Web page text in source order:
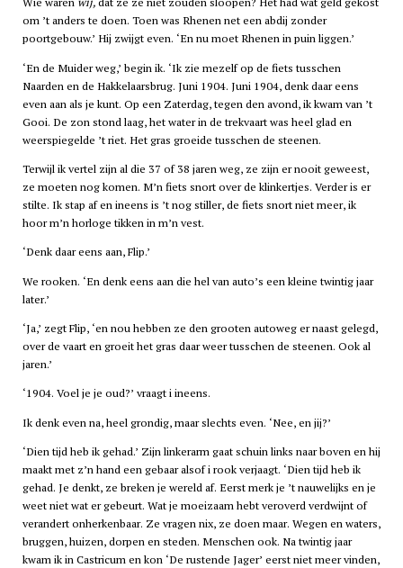
om ’t anders te doen. Toen was Rhenen net een abdij zonder
poortgebouw.’ Hij zwijgt even. ‘En nu moet Rhenen in puin liggen.’
‘En de Muider weg,’ begin ik. ‘Ik zie mezelf op de fiets tusschen
Naarden en de Hakkelaarsbrug. Juni 1904. Juni 1904, denk daar eens
even aan als je kunt. Op een Zaterdag, tegen den avond, ik kwam van ’t
Gooi. De zon stond laag, het water in de trekvaart was heel glad en
weerspiegelde ’t riet. Het gras groeide tusschen de steenen.
Terwijl ik vertel zijn al die 37 of 38 jaren weg, ze zijn er nooit geweest,
ze moeten nog komen. M’n fiets snort over de klinkertjes. Verder is er
stilte. Ik stap af en ineens is ’t nog stiller, de fiets snort niet meer, ik
hoor m’n horloge tikken in m’n vest.
‘Denk daar eens aan, Flip.’
We rooken. ‘En denk eens aan die hel van auto’s een kleine twintig jaar
later.’
‘Ja,’ zegt Flip, ‘en nou hebben ze den grooten autoweg er naast gelegd,
over de vaart en groeit het gras daar weer tusschen de steenen. Ook al
jaren.’
‘1904. Voel je je oud?’ vraagt i ineens.
Ik denk even na, heel grondig, maar slechts even. ‘Nee, en jij?’
‘Dien tijd heb ik gehad.’ Zijn linkerarm gaat schuin links naar boven en hij
maakt met z’n hand een gebaar alsof i rook verjaagt. ‘Dien tijd heb ik
gehad. Je denkt, ze breken je wereld af. Eerst merk je ’t nauwelijks en je
weet niet wat er gebeurt. Wat je moeizaam hebt veroverd verdwijnt of
verandert onherkenbaar. Ze vragen nix, ze doen maar. Wegen en waters,
bruggen, huizen, dorpen en steden. Menschen ook. Na twintig jaar
kwam ik in Castricum en kon ‘De rustende Jager’ eerst niet meer vinden,